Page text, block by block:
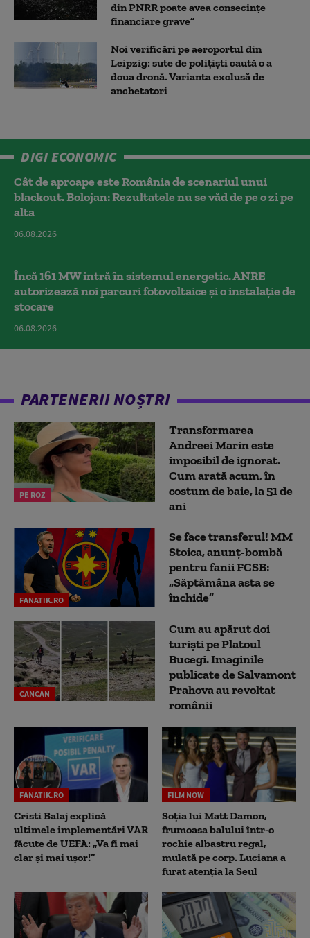
din PNRR poate avea consecințe
financiare grave”
Noi verificări pe aeroportul din
Leipzig: sute de polițiști caută o a
doua dronă. Varianta exclusă de
anchetatori
DIGI ECONOMIC
Cât de aproape este România de scenariul unui
blackout. Bolojan: Rezultatele nu se văd de pe o zi pe
alta
06.08.2026
Încă 161 MW intră în sistemul energetic. ANRE
autorizează noi parcuri fotovoltaice și o instalație de
stocare
06.08.2026
PARTENERII NOȘTRI
PE ROZ
Transformarea
Andreei Marin este
imposibil de ignorat.
Cum arată acum, în
costum de baie, la 51 de
ani
FANATIK.RO
Se face transferul! MM
Stoica, anunț-bombă
pentru fanii FCSB:
„Săptămâna asta se
închide”
CANCAN
Cum au apărut doi
turiști pe Platoul
Bucegi. Imaginile
publicate de Salvamont
Prahova au revoltat
românii
FANATIK.RO
Cristi Balaj explică
ultimele implementări VAR
făcute de UEFA: „Va fi mai
clar și mai ușor!”
FILM NOW
Soția lui Matt Damon,
frumoasa balului într-o
rochie albastru regal,
mulată pe corp. Luciana a
furat atenția la Seul